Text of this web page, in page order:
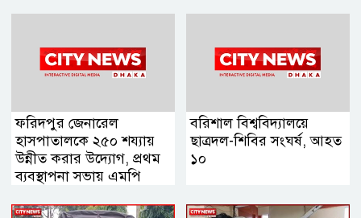
ফরিদপুর জেনারেল
হাসপাতালকে ২৫০ শয্যায়
উন্নীত করার উদ্যোগ, প্রথম
ব্যবস্থাপনা সভায় এমপি
বরিশাল বিশ্ববিদ্যালয়ে
ছাত্রদল-শিবির সংঘর্ষ, আহত
১০